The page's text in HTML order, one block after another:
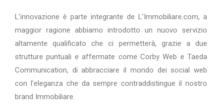
L’innovazione è parte integrante de L’Immobiliare.com, a
maggior ragione abbiamo introdotto un nuovo servizio
altamente qualificato che ci permetterà, grazie a due
strutture puntuali e affermate come Corby Web e Taeda
Communication, di abbracciare il mondo dei social web
con l’eleganza che da sempre contraddistingue il nostro
brand Immobiliare.